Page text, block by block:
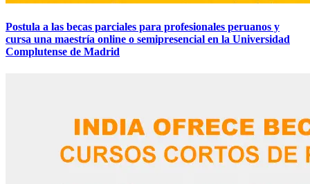
Postula a las becas parciales para profesionales peruanos y
cursa una maestría online o semipresencial en la Universidad
Complutense de Madrid